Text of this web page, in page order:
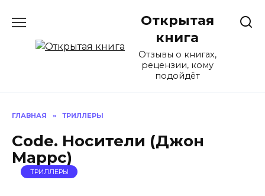
Открытая
книга
Отзывы о книгах,
рецензии, кому
подойдёт
ГЛАВНАЯ » ТРИЛЛЕРЫ
Code. Носители (Джон
Маррс)
ТРИЛЛЕРЫ